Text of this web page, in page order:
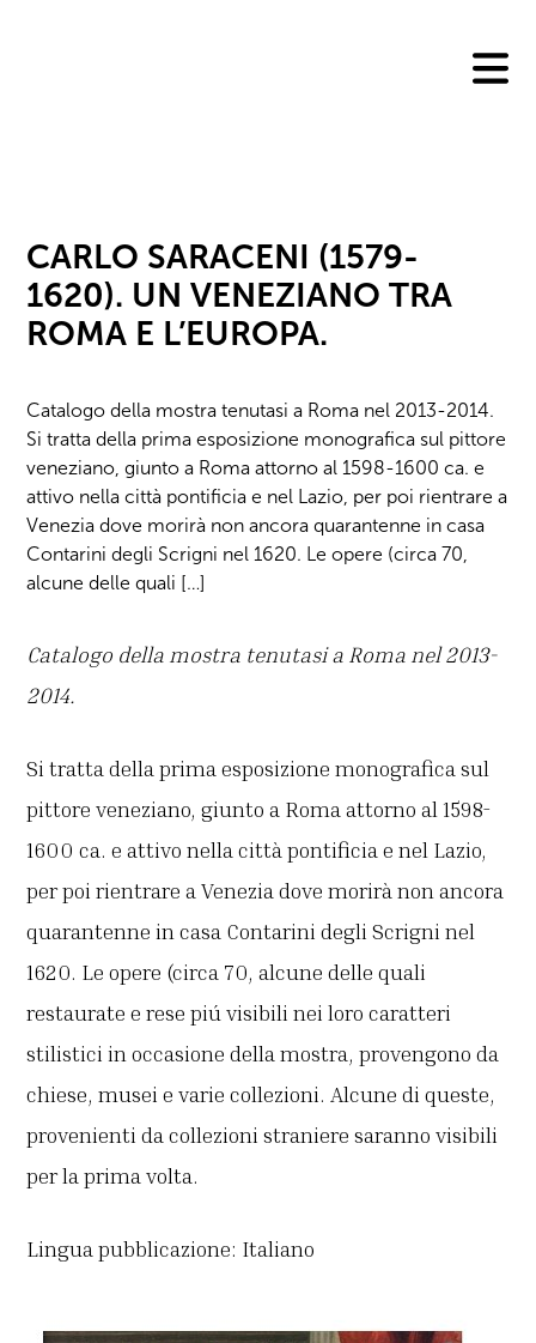
CARLO SARACENI (1579-
1620). UN VENEZIANO TRA
ROMA E L’EUROPA.
Catalogo della mostra tenutasi a Roma nel 2013-2014.
Si tratta della prima esposizione monografica sul pittore
veneziano, giunto a Roma attorno al 1598-1600 ca. e
attivo nella città pontificia e nel Lazio, per poi rientrare a
Venezia dove morirà non ancora quarantenne in casa
Contarini degli Scrigni nel 1620. Le opere (circa 70,
alcune delle quali […]
Catalogo della mostra tenutasi a Roma nel 2013-
2014.
Si tratta della prima esposizione monografica sul
pittore veneziano, giunto a Roma attorno al 1598-
1600 ca. e attivo nella città pontificia e nel Lazio,
per poi rientrare a Venezia dove morirà non ancora
quarantenne in casa Contarini degli Scrigni nel
1620. Le opere (circa 70, alcune delle quali
restaurate e rese piú visibili nei loro caratteri
stilistici in occasione della mostra, provengono da
chiese, musei e varie collezioni. Alcune di queste,
provenienti da collezioni straniere saranno visibili
per la prima volta.
Lingua pubblicazione: Italiano